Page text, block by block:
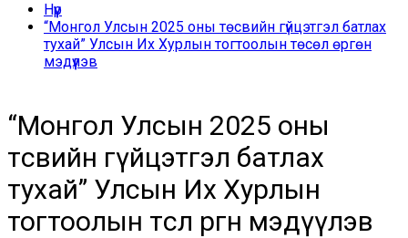
Нүүр
“Монгол Улсын 2025 оны төсвийн гүйцэтгэл батлах
тухай” Улсын Их Хурлын тогтоолын төсөл өргөн
мэдүүлэв
“Монгол Улсын 2025 оны
төсвийн гүйцэтгэл батлах
тухай” Улсын Их Хурлын
тогтоолын төсөл өргөн мэдүүлэв